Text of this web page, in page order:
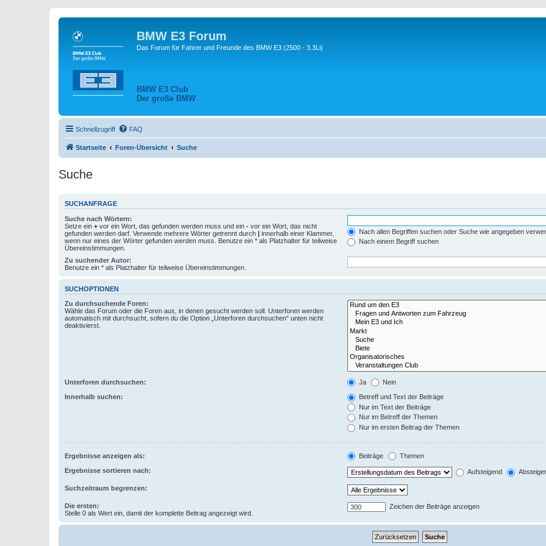
BMW E3 Forum
Das Forum für Fahrer und Freunde des BMW E3 (2500 - 3.3Li)
BMW E3 Club
Der große BMW
Schnellzugriff FAQ
Startseite Foren-Übersicht Suche
Suche
SUCHANFRAGE
Suche nach Wörtern:
Setze ein + vor ein Wort, das gefunden werden muss und ein - vor ein Wort, das nicht
gefunden werden darf. Verwende mehrere Wörter getrennt durch | innerhalb einer Klammer,
wenn nur eines der Wörter gefunden werden muss. Benutze ein * als Platzhalter für teilweise
Übereinstimmungen.
Nach allen Begriffen suchen oder Suche wie angegeben
Nach einem Begriff suchen
Zu suchender Autor:
Benutze ein * als Platzhalter für teilweise Übereinstimmungen.
SUCHOPTIONEN
Zu durchsuchende Foren:
Wähle das Forum oder die Foren aus, in denen gesucht werden soll. Unterforen werden
automatisch mit durchsucht, sofern du die Option „Unterforen durchsuchen“ unten nicht
deaktivierst.
Unterforen durchsuchen: Ja Nein
Innerhalb suchen:
Betreff und Text der Beiträge
Nur im Text der Beiträge
Nur im Betreff der Themen
Nur im ersten Beitrag der Themen
Ergebnisse anzeigen als: Beiträge Themen
Ergebnisse sortieren nach: Aufsteigend
Suchzeitraum begrenzen:
Die ersten:
Stelle 0 als Wert ein, damit der komplette Beitrag angezeigt wird.
Zeichen der Beiträge anzeigen